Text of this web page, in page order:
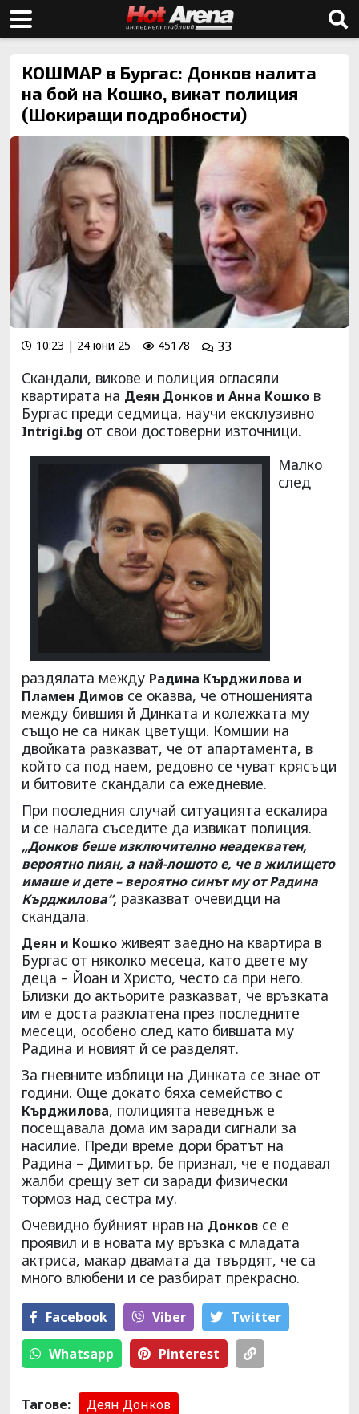
КОШМАР в Бургас: Донков налита
на бой на Кошко, викат полиция
(Шокиращи подробности)
10:23 | 24 юни 25 45178 33
Скандали, викове и полиция огласяли
квартирата на Деян Донков и Анна Кошко в
Бургас преди седмица, научи ексклузивно
Intrigi.bg от свои достоверни източници.
Малко
след
раздялата между Радина Кърджилова и
Пламен Димов се оказва, че отношенията
между бившия й Динката и колежката му
също не са никак цветущи. Комшии на
двойката разказват, че от апартамента, в
който са под наем, редовно се чуват крясъци
и битовите скандали са ежедневие.
При последния случай ситуацията ескалира
и се налага съседите да извикат полиция.
„Донков беше изключително неадекватен,
вероятно пиян, а най-лошото е, че в жилището
имаше и дете – вероятно синът му от Радина
Кърджилова“, разказват очевидци на
скандала.
Деян и Кошко живеят заедно на квартира в
Бургас от няколко месеца, като двете му
деца – Йоан и Христо, често са при него.
Близки до актьорите разказват, че връзката
им е доста разклатена през последните
месеци, особено след като бившата му
Радина и новият й се разделят.
За гневните изблици на Динката се знае от
години. Още докато бяха семейство с
Кърджилова, полицията неведнъж е
посещавала дома им заради сигнали за
насилие. Преди време дори братът на
Радина – Димитър, бе признал, че е подавал
жалби срещу зет си заради физически
тормоз над сестра му.
Очевидно буйният нрав на Донков се е
проявил и в новата му връзка с младата
актриса, макар двамата да твърдят, че са
много влюбени и се разбират прекрасно.
Facebook Viber Тwitter
Whatsapp Pinterest
Тагове:
Деян Донков